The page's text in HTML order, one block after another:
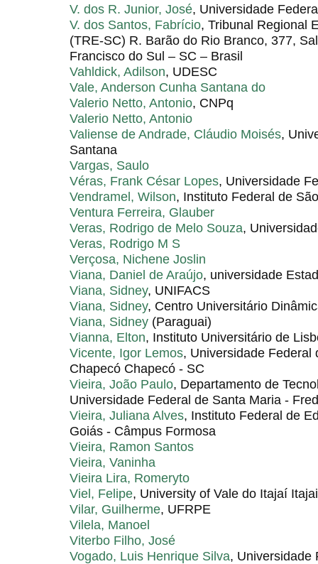
V. dos R. Junior, José, Universidade
V. dos Santos, Fabrício, Tribunal Regional
(TRE-SC) R. Barão do Rio Branco, 377,
Francisco do Sul – SC – Brasil
Vahldick, Adilson, UDESC
Vale, Anderson Cunha Santana do
Valerio Netto, Antonio, CNPq
Valerio Netto, Antonio
Valiense de Andrade, Cláudio Moisés,
Santana
Vargas, Saulo
Véras, Frank César Lopes, Universidade
Vendramel, Wilson, Instituto Federal de
Ventura Ferreira, Glauber
Veras, Rodrigo de Melo Souza,
Veras, Rodrigo M S
Verçosa, Nichene Joslin
Viana, Daniel de Araújo, universidade
Viana, Sidney, UNIFACS
Viana, Sidney, Centro Universitário
Viana, Sidney (Paraguai)
Vianna, Elton, Instituto Universitário de
Vicente, Igor Lemos, Universidade Federal
Chapecó Chapecó - SC
Vieira, João Paulo, Departamento de
Universidade Federal de Santa Maria -
Vieira, Juliana Alves, Instituto Federal de
Goiás - Câmpus Formosa
Vieira, Ramon Santos
Vieira, Vaninha
Vieira Lira, Romeryto
Viel, Felipe, University of Vale do Itajaí
Vilar, Guilherme, UFRPE
Vilela, Manoel
Viterbo Filho, José
Vogado, Luis Henrique Silva, Universidade